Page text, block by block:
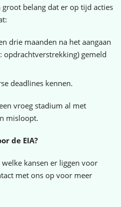
belang dat er op tijd acties
drie maanden na het aangaan
opdrachtverstrekking) gemeld
deadlines kennen.
vroeg stadium al met
misloopt.
de EIA?
kansen er liggen voor
met ons op voor meer